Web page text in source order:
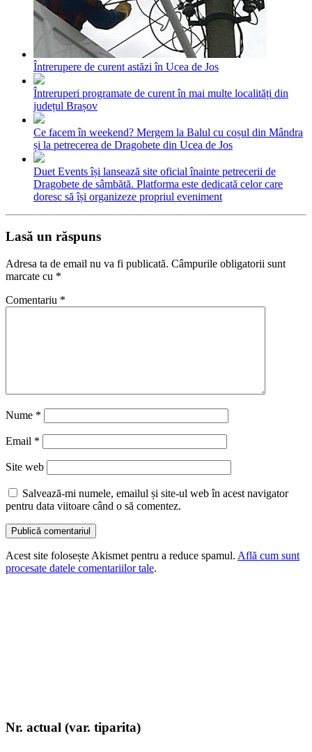
Întrerupere de curent astăzi în Ucea de Jos
Întreruperi programate de curent în mai multe localități din
județul Brașov
Ce facem în weekend? Mergem la Balul cu coșul din Mândra
și la petrecerea de Dragobete din Ucea de Jos
Duet Events își lansează site oficial înainte petrecerii de
Dragobete de sâmbătă. Platforma este dedicată celor care
doresc să își organizeze propriul eveniment
Lasă un răspuns
Adresa ta de email nu va fi publicată. Câmpurile obligatorii sunt
marcate cu *
Comentariu *
Nume *
Email *
Site web
Salvează-mi numele, emailul și site-ul web în acest navigator
pentru data viitoare când o să comentez.
Acest site folosește Akismet pentru a reduce spamul. Află cum sunt
procesate datele comentariilor tale.
Nr. actual (var. tiparita)